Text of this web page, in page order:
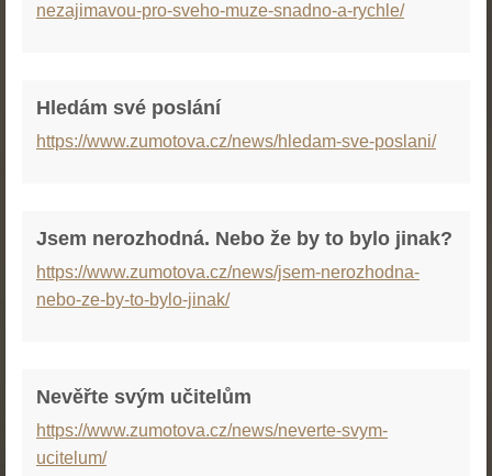
nezajimavou-pro-sveho-muze-snadno-a-rychle/
Hledám své poslání
https://www.zumotova.cz/news/hledam-sve-poslani/
Jsem nerozhodná. Nebo že by to bylo jinak?
https://www.zumotova.cz/news/jsem-nerozhodna-
nebo-ze-by-to-bylo-jinak/
Nevěřte svým učitelům
https://www.zumotova.cz/news/neverte-svym-
ucitelum/